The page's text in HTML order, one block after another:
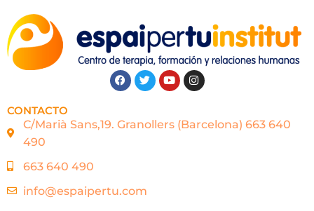
CONTACTO
C/Marià Sans,19. Granollers (Barcelona) 663 640
490
663 640 490
info@espaipertu.com